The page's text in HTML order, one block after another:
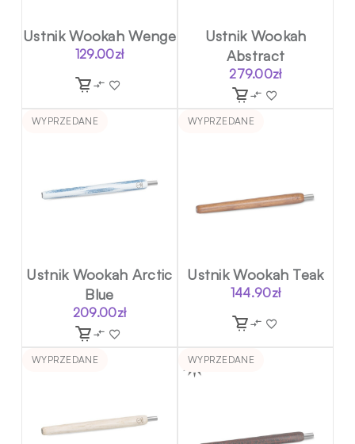
Ustnik Wookah Wenge
129.00zł
Ustnik Wookah
Abstract
279.00zł
WYPRZEDANE
Ustnik Wookah Arctic
Blue
209.00zł
WYPRZEDANE
Ustnik Wookah Teak
144.90zł
WYPRZEDANE WYPRZEDANE